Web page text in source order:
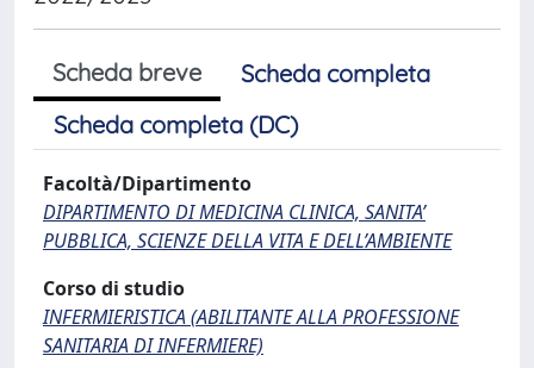
Scheda breve
Scheda completa
Scheda completa (DC)
Facoltà/Dipartimento
DIPARTIMENTO DI MEDICINA CLINICA, SANITA’
PUBBLICA, SCIENZE DELLA VITA E DELL’AMBIENTE
Corso di studio
INFERMIERISTICA (ABILITANTE ALLA PROFESSIONE
SANITARIA DI INFERMIERE)